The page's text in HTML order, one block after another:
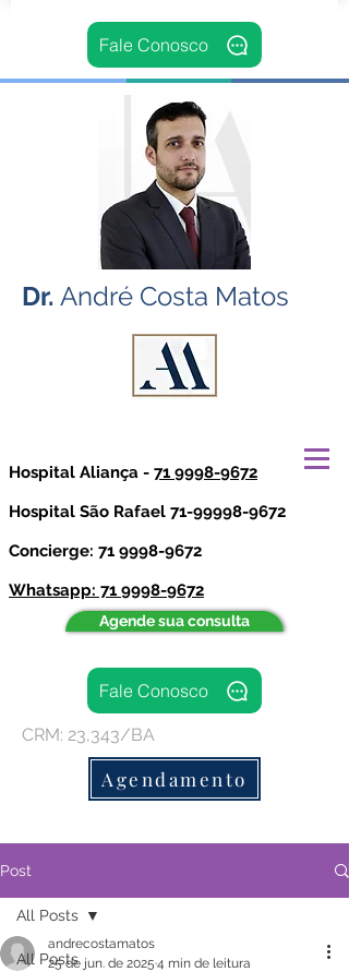
Fale Conosco
Dr. André Costa Matos
Hospital Aliança - 71 9998-9672
Hospital São Rafael 71-99998-9672
Concierge: 71 9998-9672
Whatsapp: 71 9998-9672
Agende sua consulta
Fale Conosco
CRM: 23,343/BA
Agendamento
Post
All Posts
All Posts
andrecostamatos
25 de jun. de 2025 4 min de leitura